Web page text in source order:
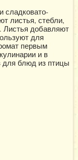
сладковато-
листья, стебли,
Листья добавляют
для
первым
и в
для блюд из птицы